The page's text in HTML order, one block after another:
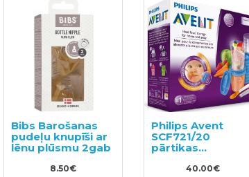
Bibs Barošanas
pudeļu knupīši ar
lēnu plūsmu 2gab
8.50€
Philips Avent
SCF721/20
pārtikas
uzglabāšanas
trauciņu40.00€